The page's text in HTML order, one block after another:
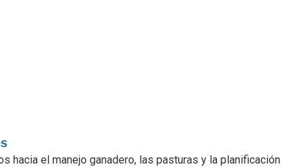
el manejo ganadero, las pasturas y la planificación